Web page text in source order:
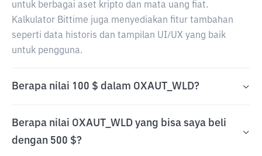
untuk berbagai aset kripto dan mata uang fiat.
Kalkulator Bittime juga menyediakan fitur tambahan
seperti data historis dan tampilan UI/UX yang baik
untuk pengguna.
Berapa nilai 100 $ dalam OXAUT_WLD?
Berapa nilai OXAUT_WLD yang bisa saya beli
dengan 500 $?